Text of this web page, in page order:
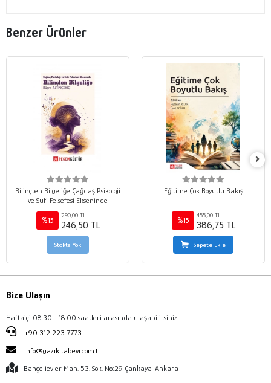
Benzer Ürünler
Bilinçten Bilgeliğe Çağdaş Psikoloji
ve Sufi Felsefesi Ekseninde
%15
290,00 TL
246,50 TL
Stokta Yok
Eğitime Çok Boyutlu Bakış
%15
455,00 TL
386,75 TL
Sepete Ekle
Bize Ulaşın
Haftaiçi 08:30 - 18:00 saatleri arasında ulaşabilirsiniz.
+90 312 223 7773
info@gazikitabevi.com.tr
Bahçelievler Mah. 53. Sok. No:29 Çankaya-Ankara